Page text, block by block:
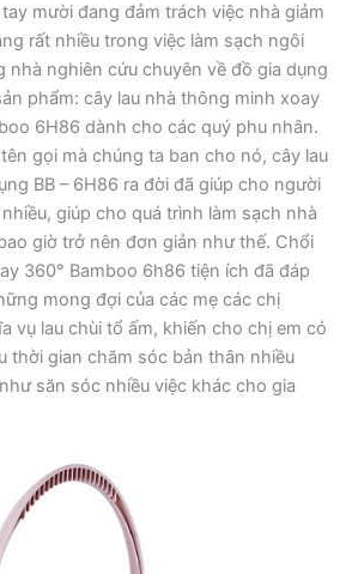
mười đang đảm trách việc nhà giảm
rất nhiều trong việc làm sạch ngôi
nhà nghiên cứu chuyên về đồ gia dụng
phẩm: cây lau nhà thông minh xoay
6H86 dành cho các quý phu nhân.
gọi mà chúng ta ban cho nó, cây lau
BB – 6H86 ra đời đã giúp cho người
giúp cho quá trình làm sạch nhà
giờ trở nên đơn giản như thế. Chổi
360° Bamboo 6h86 tiện ích đã đáp
mong đợi của các mẹ các chị
vụ lau chùi tổ ấm, khiến cho chị em có
thời gian chăm sóc bản thân nhiều
săn sóc nhiều việc khác cho gia